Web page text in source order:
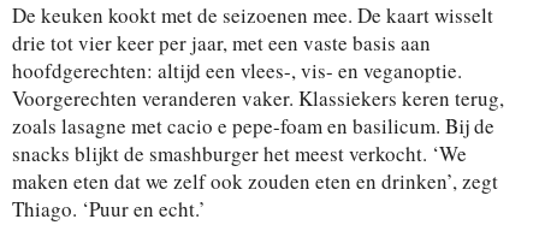
De keuken kookt met de seizoenen mee. De kaart wisselt
drie tot vier keer per jaar, met een vaste basis aan
hoofdgerechten: altijd een vlees-, vis- en veganoptie.
Voorgerechten veranderen vaker. Klassiekers keren terug,
zoals lasagne met cacio e pepe-foam en basilicum. Bij de
snacks blijkt de smashburger het meest verkocht. ‘We
maken eten dat we zelf ook zouden eten en drinken’, zegt
Thiago. ‘Puur en echt.’